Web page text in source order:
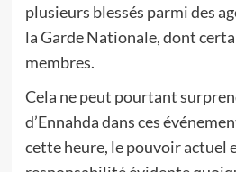
plusieurs blessés parmi des
la Garde Nationale, dont
membres.
Cela ne peut pourtant
d’Ennahda dans ces
cette heure, le pouvoir actuel